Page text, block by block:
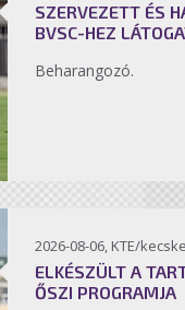
SZERVEZETT ÉS
BVSC-HEZ
Beharangozó.
2026-08-06, KTE/
ELKÉSZÜLT A
ŐSZI PROGRAMJA